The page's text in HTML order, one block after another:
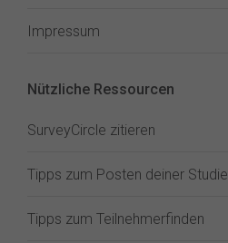
Impressum
Nützliche Ressourcen
SurveyCircle zitieren
Tipps zum Posten deiner Studie
Tipps zum Teilnehmerfinden